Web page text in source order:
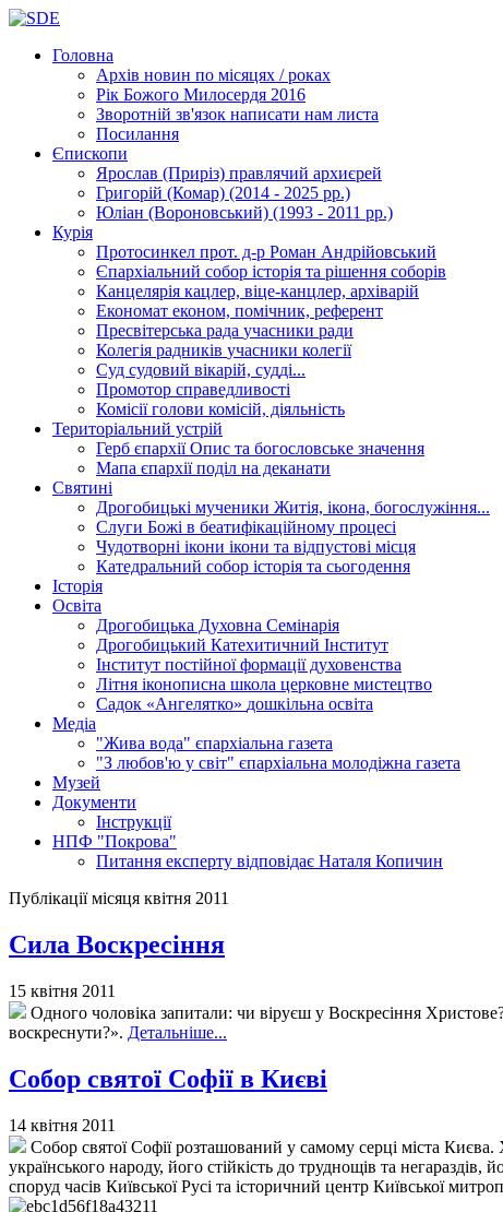
Головна
Архів новин по місяцях / роках
Рік Божого Милосердя 2016
Зворотній зв'язок написати нам листа
Посилання
Єпископи
Ярослав (Приріз) правлячий архиєрей
Григорій (Комар) (2014 - 2025 рр.)
Юліан (Вороновський) (1993 - 2011 рр.)
Курія
Протосинкел прот. д-р Роман Андрійовський
Єпархіальний собор історія та рішення соборів
Канцелярія кацлер, віце-канцлер, архіварій
Економат економ, помічник, референт
Пресвітерська рада учасники ради
Колегія радників учасники колегії
Суд судовий вікарій, судді...
Промотор справедливості
Комісіїголови комісій, діяльність
Територіальний устрій
Герб єпархіїОпис та богословське значення
Мапа єпархіїподіл на деканати
Святині
Дрогобицькі мученики Житія, ікона, богослужіння...
Слуги Божі в беатифікаційному процесі
Чудотворні ікони ікони та відпустові місця
Катедральний собор історія та сьогодення
Історія
Освіта
Дрогобицька Духовна Семінарія
Дрогобицький Катехитичний Інститут
Інститут постійної формації духовенства
Літня іконописна школа церковне мистецтво
Садок «Ангелятко» дошкільна освіта
Медіа
"Жива вода" єпархіальна газета
"З любов'ю у світ" єпархіальна молодіжна газета
Музей
Документи
Інструкції
НПФ "Покрова"
Питання експерту відповідає Наталя Копичин
Публікації місяця квітня 2011
Сила Воскресіння
15 квітня 2011
Одного чоловіка запитали: чи віруєш у Воскресіння
воскреснути?». Детальніше...
Собор святої Софії в Києві
14 квітня 2011
Собор святої Софії розташований у самому серці міста
українського народу, його стійкість до труднощів та
споруд часів Київської Русі та історичний центр Київської